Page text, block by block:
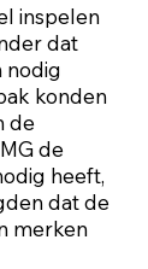
inspelen
dat
nodig
konden
de
de
heeft,
dat de
merken